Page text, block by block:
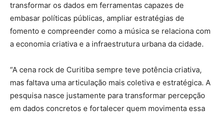
transformar os dados em ferramentas capazes de
embasar políticas públicas, ampliar estratégias de
fomento e compreender como a música se relaciona com
a economia criativa e a infraestrutura urbana da cidade.
“A cena rock de Curitiba sempre teve potência criativa,
mas faltava uma articulação mais coletiva e estratégica. A
pesquisa nasce justamente para transformar percepção
em dados concretos e fortalecer quem movimenta essa